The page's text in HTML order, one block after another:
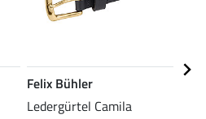
Felix Bühler
Ledergürtel Camila